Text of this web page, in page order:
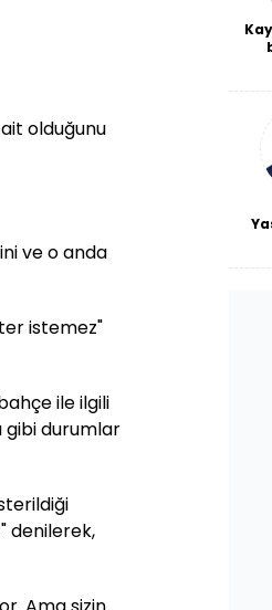
olduğunu
ve o anda
istemez"
ile ilgili
gibi durumlar
denilerek,